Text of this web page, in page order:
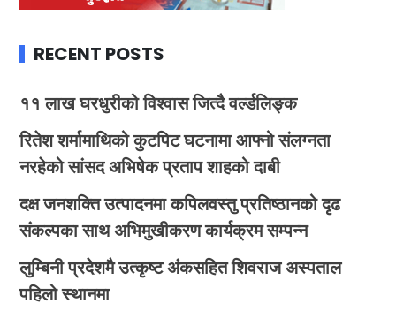
RECENT POSTS
११ लाख घरधुरीको विश्वास जित्दै वर्ल्डलिङ्क
रितेश शर्मामाथिको कुटपिट घटनामा आफ्नो संलग्नता
नरहेको सांसद अभिषेक प्रताप शाहको दाबी
दक्ष जनशक्ति उत्पादनमा कपिलवस्तु प्रतिष्ठानको दृढ
संकल्पका साथ अभिमुखीकरण कार्यक्रम सम्पन्न
लुम्बिनी प्रदेशमै उत्कृष्ट अंकसहित शिवराज अस्पताल
पहिलो स्थानमा